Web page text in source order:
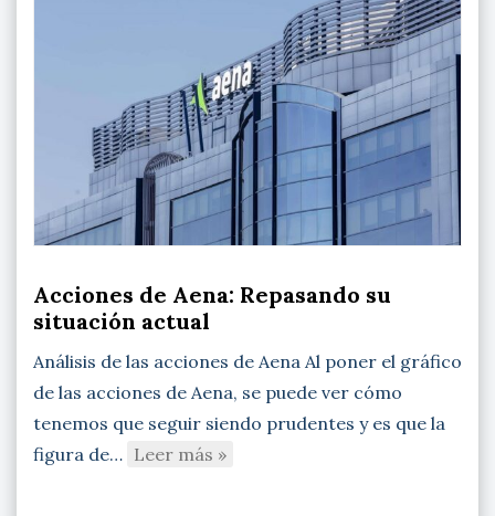
Acciones de Aena: Repasando su
situación actual
Análisis de las acciones de Aena Al poner el gráfico
de las acciones de Aena, se puede ver cómo
tenemos que seguir siendo prudentes y es que la
figura de… Leer más »